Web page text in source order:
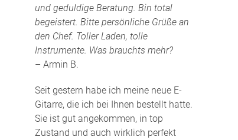
und geduldige Beratung. Bin total
begeistert. Bitte persönliche Grüße an
den Chef. Toller Laden, tolle
Instrumente. Was brauchts mehr?
– Armin B.
Seit gestern habe ich meine neue E-
Gitarre, die ich bei Ihnen bestellt hatte.
Sie ist gut angekommen, in top
Zustand und auch wirklich perfekt